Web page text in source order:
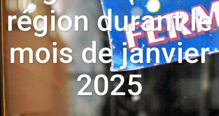
région durant le
mois de janvier
2025